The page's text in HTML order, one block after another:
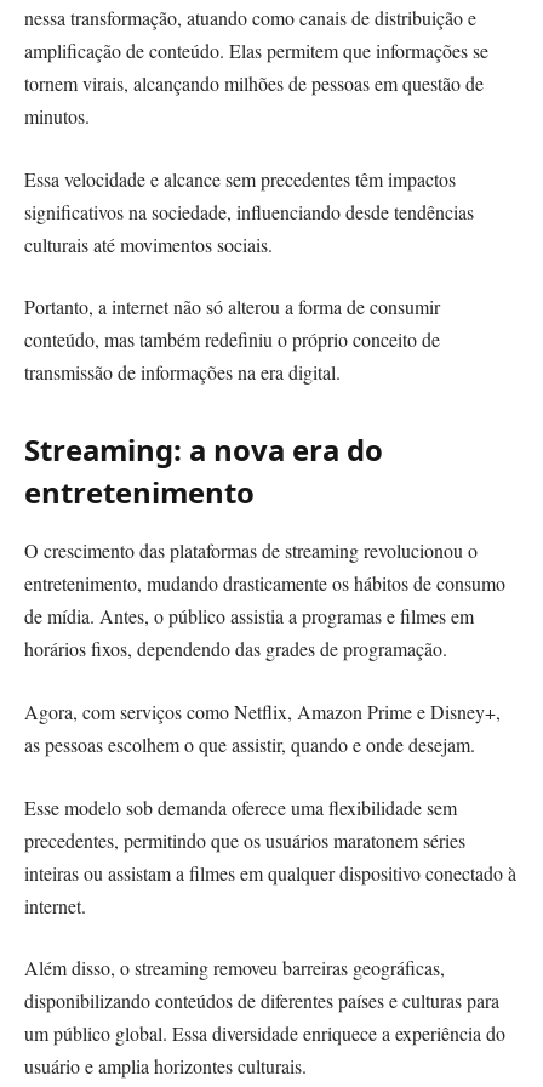
nessa transformação, atuando como canais de distribuição e
amplificação de conteúdo. Elas permitem que informações se
tornem virais, alcançando milhões de pessoas em questão de
minutos.
Essa velocidade e alcance sem precedentes têm impactos
significativos na sociedade, influenciando desde tendências
culturais até movimentos sociais.
Portanto, a internet não só alterou a forma de consumir
conteúdo, mas também redefiniu o próprio conceito de
transmissão de informações na era digital.
Streaming: a nova era do
entretenimento
O crescimento das plataformas de streaming revolucionou o
entretenimento, mudando drasticamente os hábitos de consumo
de mídia. Antes, o público assistia a programas e filmes em
horários fixos, dependendo das grades de programação.
Agora, com serviços como Netflix, Amazon Prime e Disney+,
as pessoas escolhem o que assistir, quando e onde desejam.
Esse modelo sob demanda oferece uma flexibilidade sem
precedentes, permitindo que os usuários maratonem séries
inteiras ou assistam a filmes em qualquer dispositivo conectado à
internet.
Além disso, o streaming removeu barreiras geográficas,
disponibilizando conteúdos de diferentes países e culturas para
um público global. Essa diversidade enriquece a experiência do
usuário e amplia horizontes culturais.